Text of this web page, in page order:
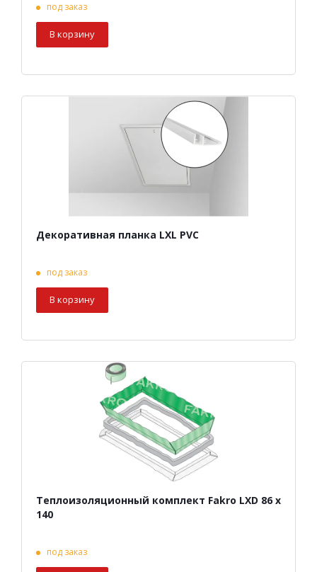
под заказ
В корзину
Декоративная планка LXL PVC
под заказ
В корзину
Теплоизоляционный комплект Fakro LXD 86 х
140
под заказ